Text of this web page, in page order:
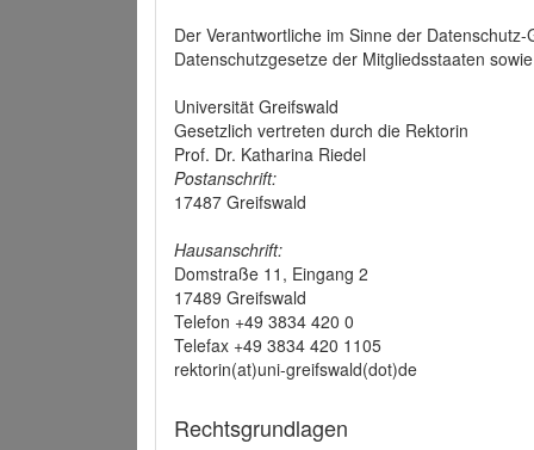
Der Verantwortliche im Sinne der
Datenschutzgesetze der Mitgliedsstaaten
Universität Greifswald
Gesetzlich vertreten durch die Rektorin
Prof. Dr. Katharina Riedel
Postanschrift:
17487 Greifswald
Hausanschrift:
Domstraße 11, Eingang 2
17489 Greifswald
Telefon +49 3834 420 0
Telefax +49 3834 420 1105
rektorin(at)uni-greifswald(dot)de
Rechtsgrundlagen